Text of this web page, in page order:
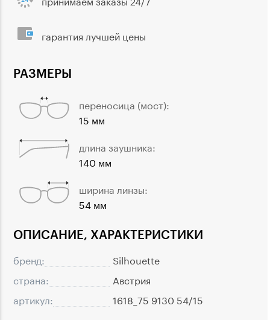
ОПИСАНИЕ, ХАРАКТЕРИСТИКИ
бренд:
Silhouette
страна:
Австрия
артикул:
1618_75 9130 54/15
РАЗМЕРЫ
переносица (мост):
15 мм
длина заушника:
140 мм
ширина линзы:
54 мм
гарантия лучшей цены